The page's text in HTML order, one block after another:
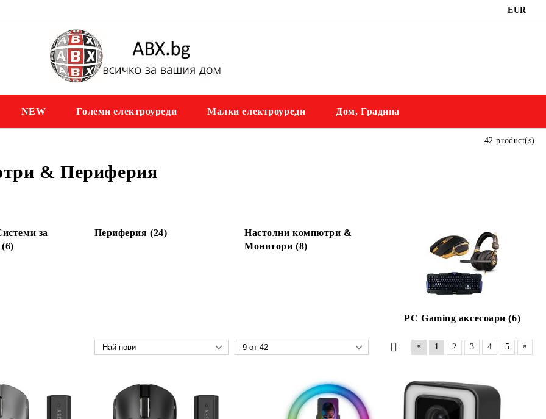
EUR
NEW Големи електроуреди Малки електроуреди Дом, Градина
& Периферия
за
Периферия (24)
Настолни компютри &
Монитори (8)
PC Gaming аксесоари (6)
42 product(s)
« 1 2 3 4 5 »